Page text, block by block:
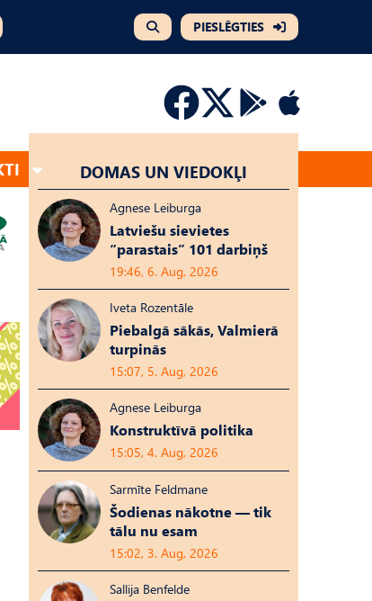
PIESLĒGTIES
DOMAS UN VIEDOKĻI
Agnese Leiburga
Latviešu sievietes
“parastais” 101 darbiņš
19:46, 6. Aug, 2026
Iveta Rozentāle
Piebalgā sākās, Valmierā
turpinās
15:07, 5. Aug, 2026
Agnese Leiburga
Konstruktīvā politika
15:05, 4. Aug, 2026
Sarmīte Feldmane
Šodienas nākotne — tik
tālu nu esam
15:02, 3. Aug, 2026
Sallija Benfelde